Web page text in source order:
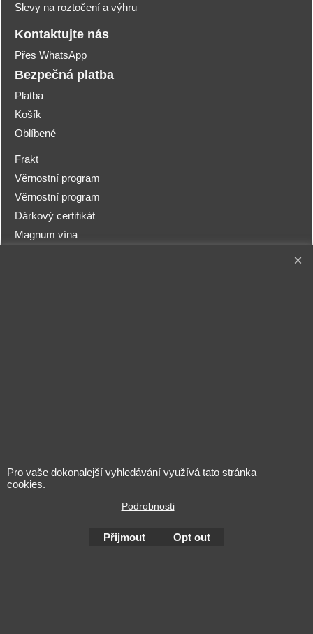
Slevy na roztočení a výhru
Kontaktujte nás
Přes WhatsApp
Bezpečná platba
Platba
Košík
Oblíbené
Frakt
Věrnostní program
Věrnostní program
Dárkový certifikát
Magnum vína
Pro vaše dokonalejší vyhledávání využívá tato stránka
cookies.
Podrobnosti
Přijmout Opt out